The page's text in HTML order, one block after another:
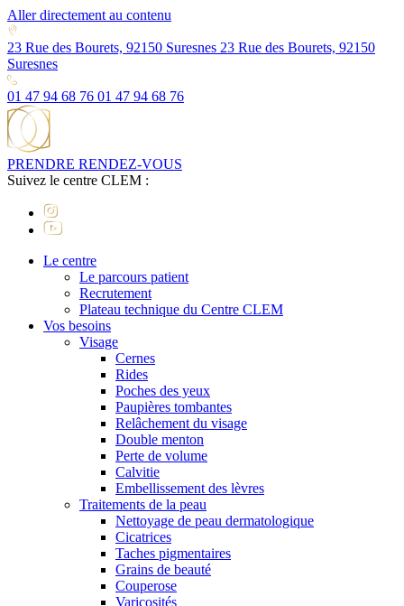
Aller directement au contenu
23 Rue des Bourets, 92150 Suresnes 23 Rue des Bourets, 92150
Suresnes
01 47 94 68 76 01 47 94 68 76
PRENDRE RENDEZ-VOUS
Suivez le centre CLEM :
Le centre
Le parcours patient
Recrutement
Plateau technique du Centre CLEM
Vos besoins
Visage
Cernes
Rides
Poches des yeux
Paupières tombantes
Relâchement du visage
Double menton
Perte de volume
Calvitie
Embellissement des lèvres
Traitements de la peau
Nettoyage de peau dermatologique
Cicatrices
Taches pigmentaires
Grains de beauté
Couperose
Varicosités